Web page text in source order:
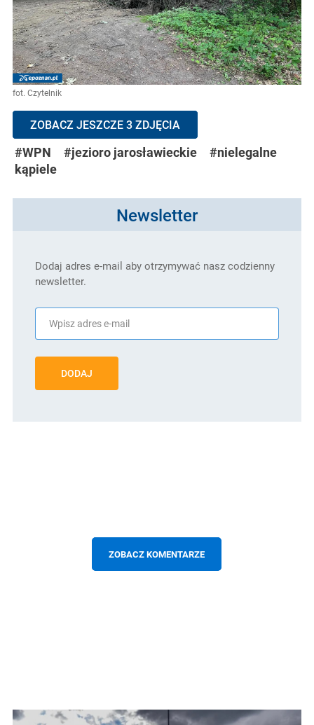
fot. Czytelnik
ZOBACZ JESZCZE 3 ZDJĘCIA
#WPN #jezioro jarosławieckie
#nielegalne
kąpiele
Newsletter
Dodaj adres e-mail aby otrzymywać nasz codzienny
newsletter.
DODAJ
ZOBACZ KOMENTARZE